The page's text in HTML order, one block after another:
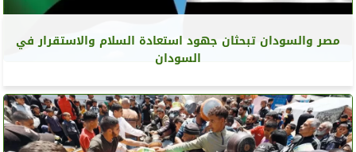
مصر والسودان تبحثان جهود استعادة السلام والاستقرار في
السودان